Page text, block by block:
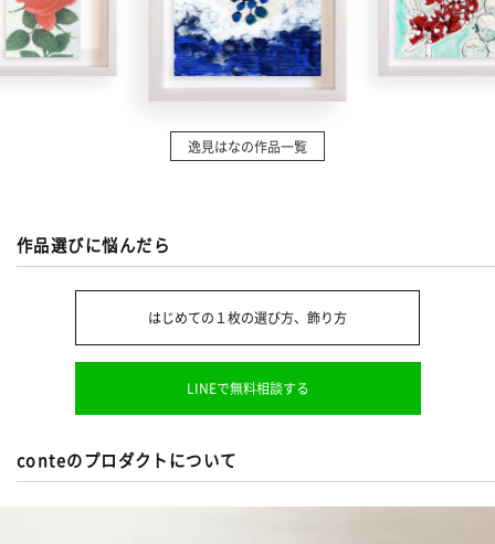
逸見はなの作品一覧
作品選びに悩んだら
はじめての１枚の選び方、飾り方
LINEで無料相談する
conteのプロダクトについて